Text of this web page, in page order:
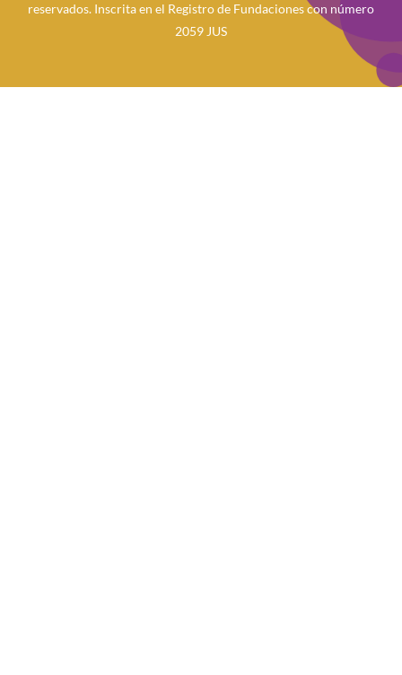
reservados. Inscrita en el Registro de Fundaciones con número
2059 JUS